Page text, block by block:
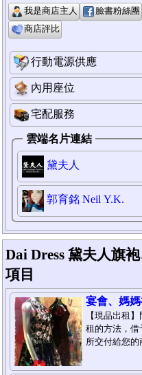
我是商店主人 臉書粉絲團
商店評比
行動電源供應
內用座位
宅配服務
雲端名片連結
黛夫人
郭育銘 Neil Y.K.
Dai Dress 黛夫人旗
項目
宴會、媽
【現品出租
租的方法，借
所交付給您的